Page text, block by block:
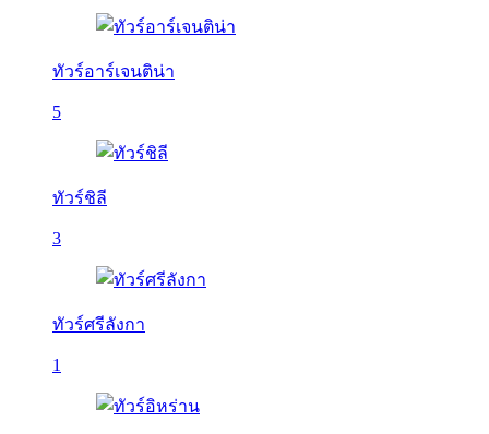
ทัวร์อาร์เจนติน่า
5
ทัวร์ชิลี
3
ทัวร์ศรีลังกา
1